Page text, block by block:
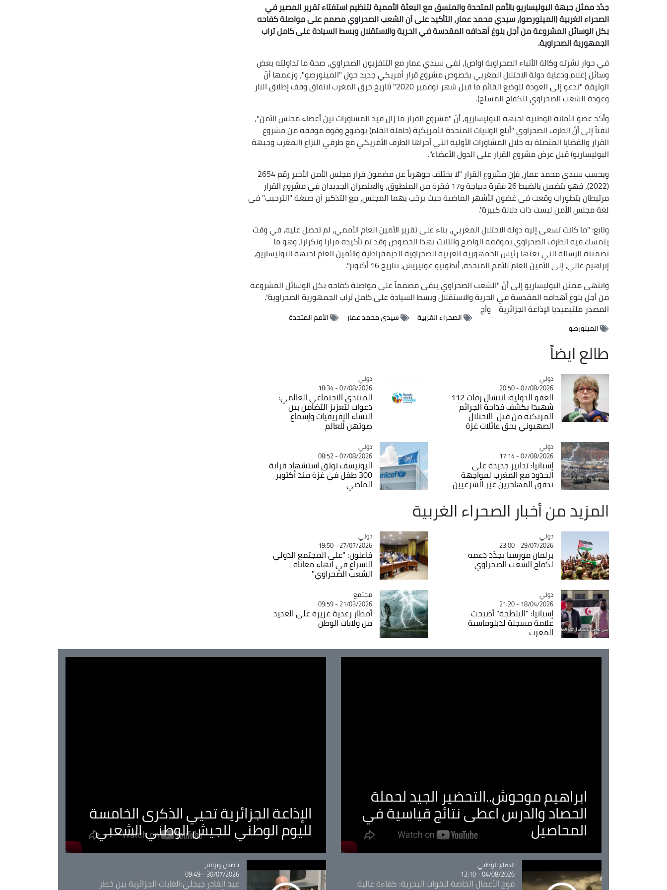
جدّد ممثل جبهة البوليساريو بالأمم المتحدة والمنسق مع البعثة الأممية لتنظيم استفتاء تقرير المصير في
الصحراء الغربية (المينورصو)، سيدي محمد عمار، التأكيد على أن الشعب الصحراوي مصمم على مواصلة كفاحه
بكل الوسائل المشروعة من أجل بلوغ أهدافه المقدسة في الحرية والاستقلال وبسط السيادة على كامل تراب
الجمهورية الصحراوية.
في حوار نشرته وكالة الأنباء الصحراوية (واص)، نفى سيدي عمار مع التلفزيون الصحراوي، صحة ما تداولته بعض
وسائل إعلام ودعاية دولة الاحتلال المغربي بخصوص مشروع قرار أمريكي جديد حول "المينورصو"، وزعمها أنّ
الوثيقة "تدعو إلى العودة للوضع القائم ما قبل شهر نوفمبر 2020" (تاريخ خرق المغرب لاتفاق وقف إطلاق النار
وعودة الشعب الصحراوي للكفاح المسلح).
وأكد عضو الأمانة الوطنية لجبهة البوليساريو، أنّ "مشروع القرار ما زال قيد المشاورات بين أعضاء مجلس الأمن"،
لافتاً إلى أنّ الطرف الصحراوي "أبلغ الولايات المتحدة الأمريكية (حاملة القلم) بوضوح وقوة موقفه من مشروع
القرار والقضايا المتصلة به خلال المشاورات الأولية التي أجراها الطرف الأمريكي مع طرفي النزاع (المغرب وجبهة
البوليساريو) قبل عرض مشروع القرار على الدول الأعضاء".
وبحسب سيدي محمد عمار، فإن مشروع القرار "لا يختلف جوهرياً عن مضمون قرار مجلس الأمن الأخير رقم 2654
(2022)، فهو يتضمن بالضبط 26 فقرة ديباجة و17 فقرة من المنطوق، والعنصران الجديدان في مشروع القرار
مرتبطان بتطورات وقعت في غضون الأشهر الماضية حيث يرحّب بهما المجلس، مع التذكير أن صيغة "الترحيب" في
لغة مجلس الأمن ليست ذات دلالة كبيرة".
وتابع: "ما كانت تسعى إليه دولة الاحتلال المغربي، بناء على تقرير الأمين العام الأممي، لم تحصل عليه، في وقت
يتمسك فيه الطرف الصحراوي بموقفه الواضح والثابت بهذا الخصوص وقد تم تأكيده مرارا وتكرارا، وهو ما
تضمنته الرسالة التي بعثها رئيس الجمهورية العربية الصحراوية الديمقراطية والأمين العام لجبهة البوليساريو،
إبراهيم غالي، إلى الأمين العام للأمم المتحدة، أنطونيو غوتيريش، بتاريخ 16 أكتوبر".
وانتهى ممثل البوليساريو إلى أنّ "الشعب الصحراوي يبقى مصمماً على مواصلة كفاحه بكل الوسائل المشروعة
من أجل بلوغ أهدافه المقدسة في الحرية والاستقلال وبسط السيادة على كامل تراب الجمهورية الصحراوية".
المصدر ملتيميديا الإذاعة الجزائرية وأج
الصحراء الغربية سيدي محمد عمار
الأمم المتحدة
المينورصو
طالع ايضاً
Catégorie
دولي
07/08/2026 - 20:50
العفو الدولية: انتشال رفات 112
شهيدا يكشف فداحة الجرائم
المرتكبة من قبل الاحتلال
الصهيوني بحق عائلات غزة
Catégorie
دولي
07/08/2026 - 18:34
المنتدى الاجتماعي العالمي:
دعوات لتعزيز التضامن بين
النساء الإفريقيات وإسماع
صوتهن للعالم
Catégorie
دولي
07/08/2026 - 17:14
إسبانيا: تدابير جديدة على
الحدود مع المغرب لمواجهة
تدفق المهاجرين غير الشرعيين
Catégorie
دولي
07/08/2026 - 08:52
اليونيسف توثق استشهاد قرابة
300 طفل في غزة منذ أكتوبر
الماضي
المزيد من أخبار الصحراء الغربية
Catégorie
دولي
29/07/2026 - 23:00
برلمان مورسيا يجدّد دعمه
لكفاح الشعب الصحراوي
Catégorie
دولي
27/07/2026 - 19:50
فاعلون: "على المجتمع الدولي
الاسراع في انهاء معاناة
الشعب الصحراوي"
Catégorie
دولي
18/04/2026 - 21:20
إسبانيا: "البلطجة" أصبحت
علامة مسجلة لدبلوماسية
المغرب
Catégorie
مجتمع
21/03/2026 - 09:59
أمطار رعدية غزيرة على العديد
من ولايات الوطن
ابراهيم موحوش..التحضير الجيد لحملة
الحصاد والدرس اعطى نتائج قياسية في
المحاصيل
الإذاعة الجزائرية تحيي الذكرى الخامسة
لليوم الوطني للجيش الوطني الشعبي
Catégorie
الدفاع الوطني
04/08/2026 - 12:10
فوج الأعمال الخاصة للقوات البحرية: كفاءة عالية
Catégorie
حصص وبرامج
30/07/2026 - 09:49
عبد القادر جيجلي:الغابات الجزائرية بين خطر